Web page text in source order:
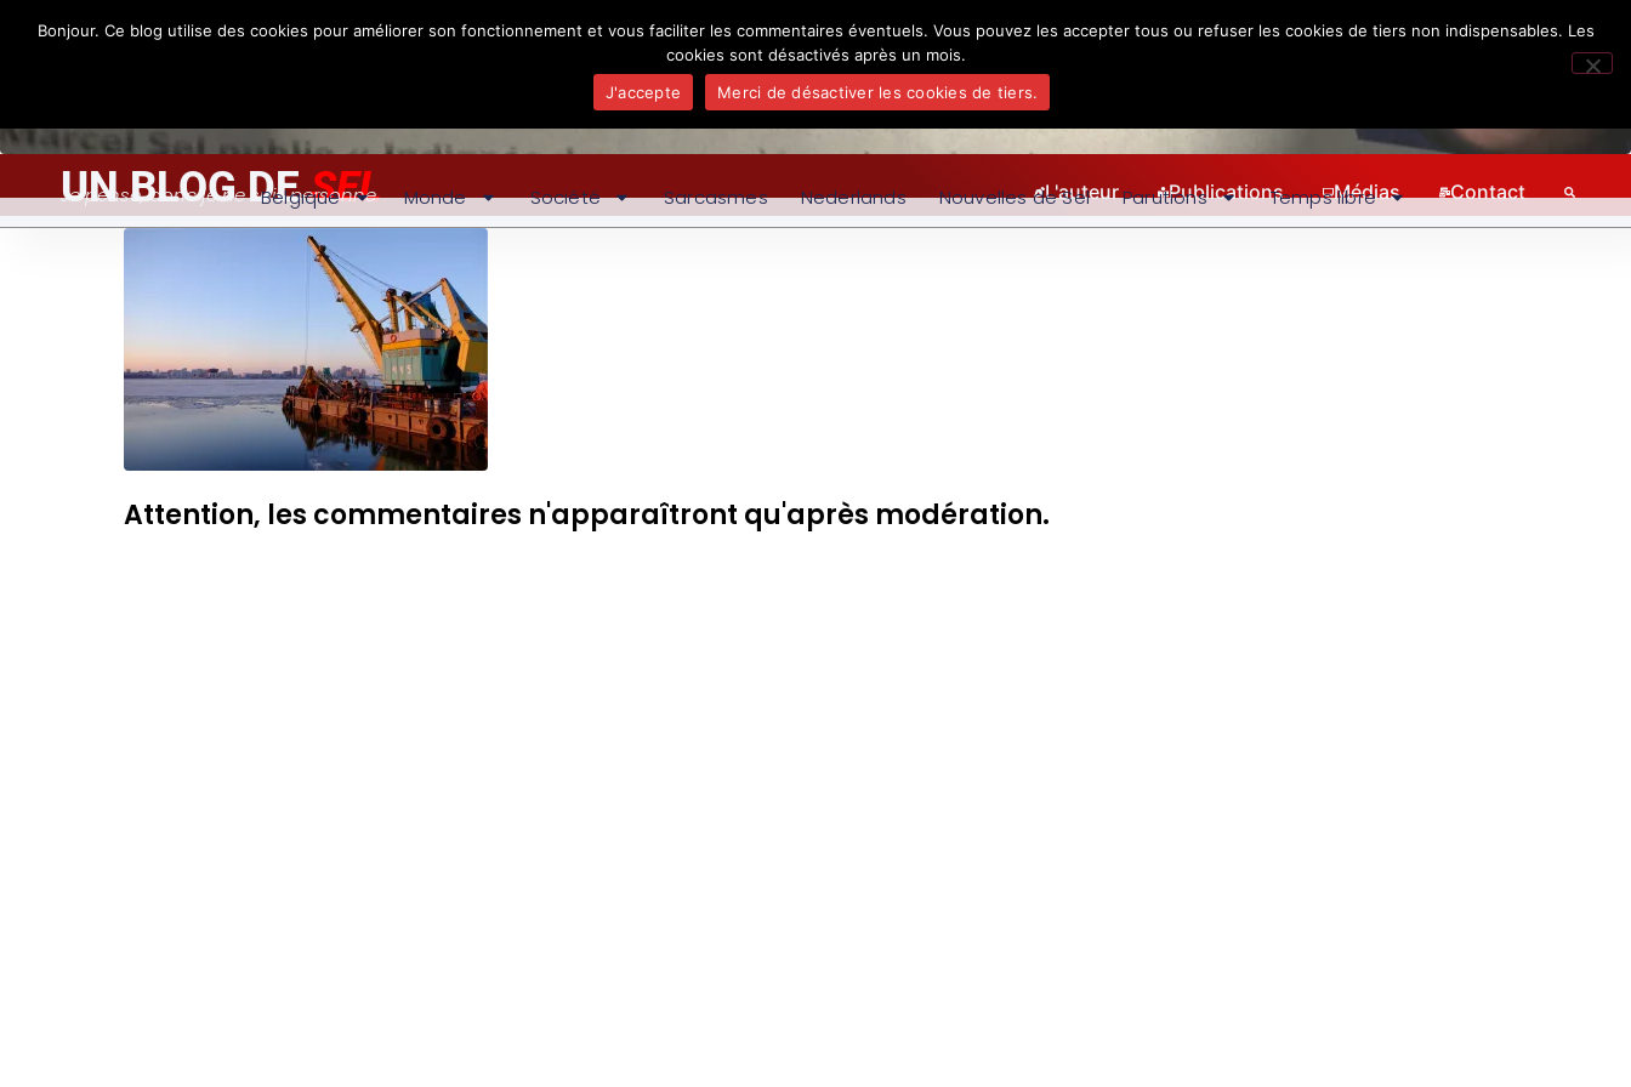
UN BLOG DESEL
Je pense, donc je ne suis personne L'auteur Publications Médias Contact
Belgique Monde Société Sarcasmes Nederlands Nouvelles de Sel Parutions Temps libre
Attention, les commentaires n'apparaîtront qu'après modération.
Bonjour. Ce blog utilise des cookies pour améliorer son fonctionnement et vous faciliter les commentaires éventuels. Vous pouvez les accepter tous ou refuser les cookies de tiers non indispensables. Les
cookies sont désactivés après un mois.
J'accepte
Merci de désactiver les cookies de tiers.